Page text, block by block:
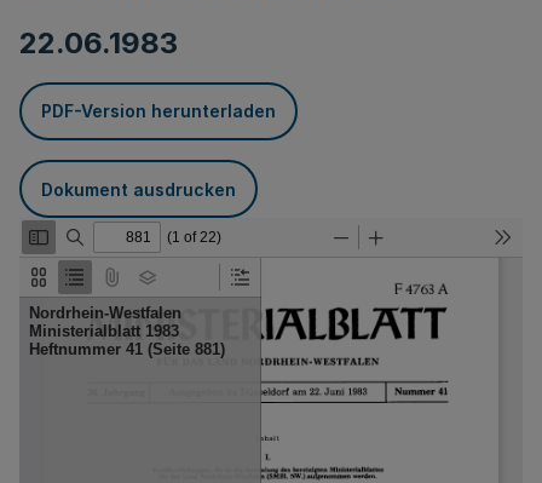
22.06.1983
PDF-Version herunterladen
Dokument ausdrucken